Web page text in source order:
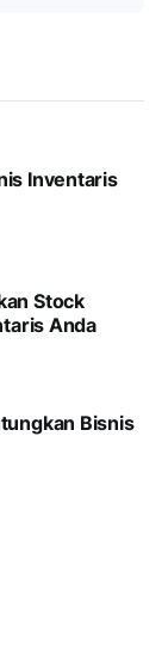
Inventaris
Stock
Anda
Bisnis